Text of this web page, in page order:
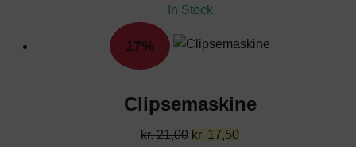
kr. 18,00.
In Stock
17%
Clipsemaskine
kr.21,00 Den
kr. 17,50